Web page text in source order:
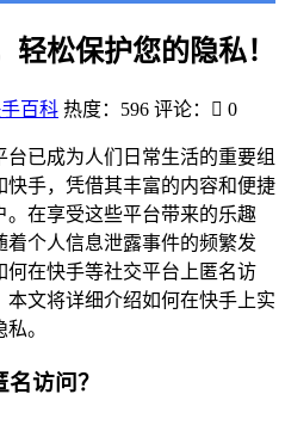
松保护您的隐私！
百科 热度：596 评论： 0
已成为人们日常生活的重要组
手，凭借其丰富的内容和便捷
在享受这些平台带来的乐趣
个人信息泄露事件的频繁发
在快手等社交平台上匿名访
文将详细介绍如何在快手上实
。
访问？